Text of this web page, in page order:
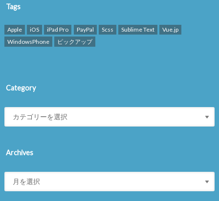
Tags
Apple iOS iPad Pro PayPal Scss Sublime Text
Vue.jp
WindowsPhone
ピックアップ
Category
Archives